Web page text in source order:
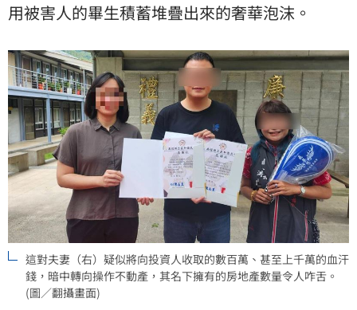
用被害人的畢生積蓄堆疊出來的奢華泡沫。
這對夫妻（右）疑似將向投資人收取的數百萬、甚至上千萬的血汗
錢，暗中轉向操作不動產，其名下擁有的房地產數量令人咋舌。
(圖／翻攝畫面)